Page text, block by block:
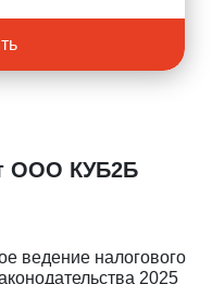
ООО КУБ2Б
ведение налогового
2025